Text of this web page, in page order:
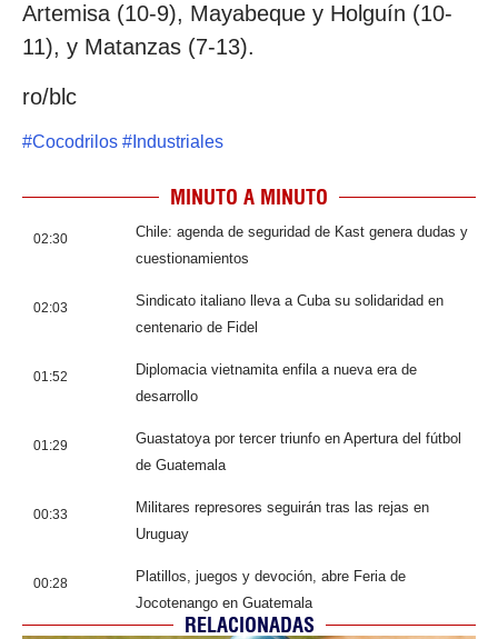
Artemisa (10-9), Mayabeque y Holguín (10-
11), y Matanzas (7-13).
ro/blc
#Cocodrilos # Industriales
MINUTO A MINUTO
02:30
Chile: agenda de seguridad de Kast genera dudas y
cuestionamientos
02:03
Sindicato italiano lleva a Cuba su solidaridad en
centenario de Fidel
01:52
Diplomacia vietnamita enfila a nueva era de
desarrollo
01:29
Guastatoya por tercer triunfo en Apertura del fútbol
de Guatemala
00:33
Militares represores seguirán tras las rejas en
Uruguay
00:28
Platillos, juegos y devoción, abre Feria de
Jocotenango en Guatemala
RELACIONADAS